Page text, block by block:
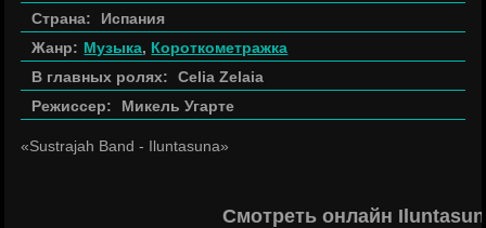
Страна:
Испания
Жанр: Музыка, Короткометражка
В главных ролях:
Celia Zelaia
Режиссер:
Микель Угарте
«Sustrajah Band - Iluntasuna»
Смотреть онлайн